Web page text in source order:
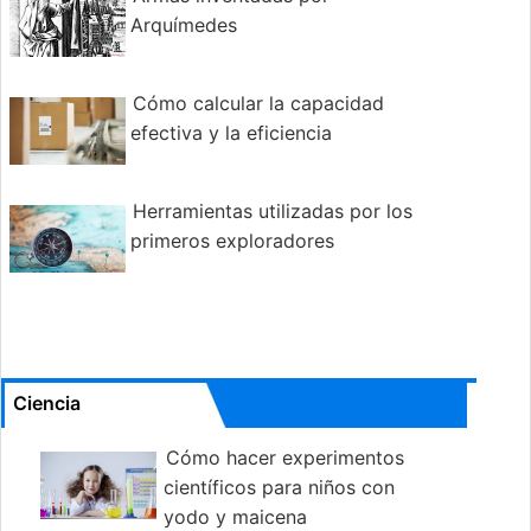
Arquímedes
Cómo calcular la capacidad
efectiva y la eficiencia
Herramientas utilizadas por los
primeros exploradores
Ciencia
Cómo hacer experimentos
científicos para niños con
yodo y maicena